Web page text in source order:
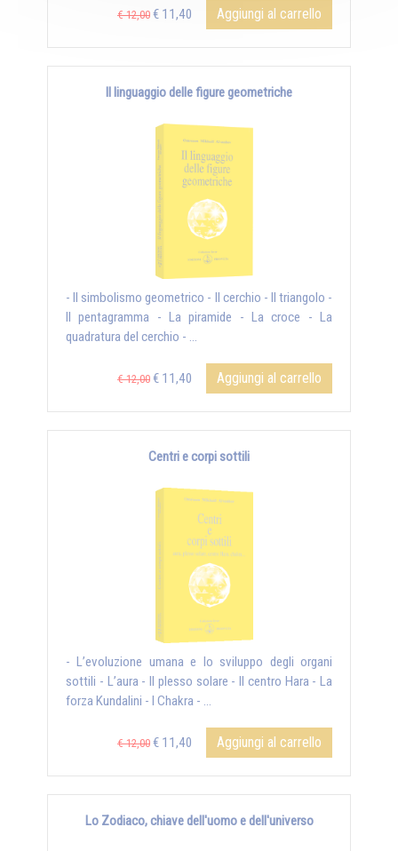
€ 12,00 € 11,40 Aggiungi al carrello
Il linguaggio delle figure geometriche
- Il simbolismo geometrico - Il cerchio - Il triangolo -
Il pentagramma - La piramide - La croce - La
quadratura del cerchio - ...
€ 12,00 € 11,40 Aggiungi al carrello
Centri e corpi sottili
- L’evoluzione umana e lo sviluppo degli organi
sottili - L’aura - Il plesso solare - Il centro Hara - La
forza Kundalini - I Chakra - ...
€ 12,00 € 11,40 Aggiungi al carrello
Lo Zodiaco, chiave dell'uomo e dell'universo